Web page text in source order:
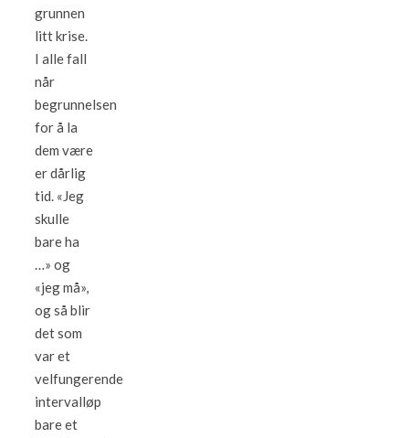
grunnen
litt krise.
I alle fall
når
begrunnelsen
for å la
dem være
er dårlig
tid. «Jeg
skulle
bare ha
…» og
«jeg må»,
og så blir
det som
var et
velfungerende
intervalløp
bare et